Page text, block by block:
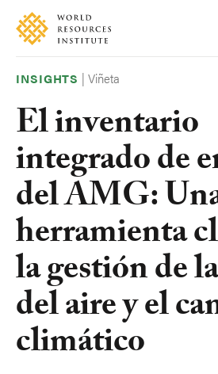
Skip
main
Accessibility
INSIGHTS |Viñeta
El inventario
integrado de
del AMG:
herramienta
la gestión de
del aire y el
climático